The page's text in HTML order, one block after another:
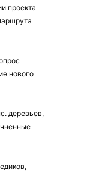
проекта
нового
деревьев,